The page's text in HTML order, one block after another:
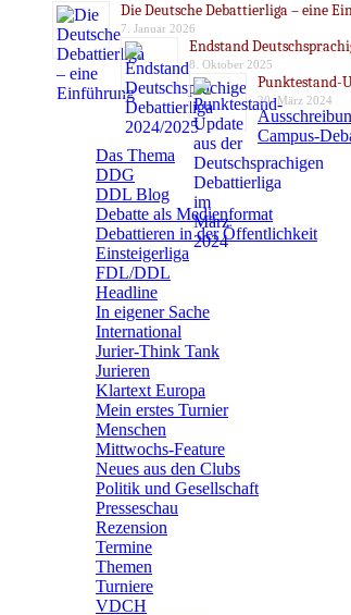
Die Deutsche Debattierliga – eine
7. Januar 2026
Endstand
8. Oktober 2025
Punktestand-
20. März 2024
Campus-
Das Thema
DDG
DDL Blog
Debatte als Medienformat
Debattieren in der Öffentlichkeit
Einsteigerliga
FDL/DDL
Headline
In eigener Sache
International
Jurier-Think Tank
Jurieren
Klartext Europa
Mein erstes Turnier
Menschen
Mittwochs-Feature
Neues aus den Clubs
Politik und Gesellschaft
Presseschau
Rezension
Termine
Themen
Turniere
VDCH